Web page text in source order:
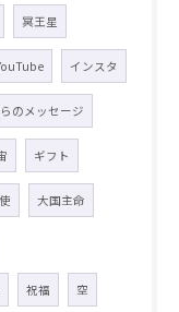
冥王星
インスタ
のメッセージ
ギフト
大国主命
祝福 空